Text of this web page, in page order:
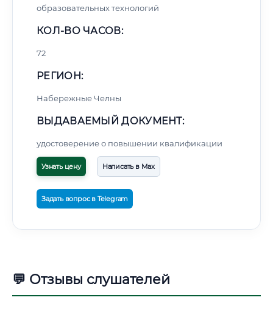
образовательных технологий
КОЛ-ВО ЧАСОВ:
72
РЕГИОН:
Набережные Челны
ВЫДАВАЕМЫЙ ДОКУМЕНТ:
удостоверение о повышении квалификации
Узнать цену Написать в Max
Задать вопрос в Telegram
💬 Отзывы слушателей